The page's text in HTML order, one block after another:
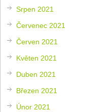
Srpen 2021
Červenec 2021
Červen 2021
Květen 2021
Duben 2021
Březen 2021
Únor 2021